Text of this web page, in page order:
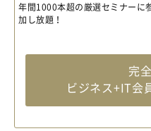
年間1000本超の厳選セミナーに
加し放題！
完
ビジネス+IT会